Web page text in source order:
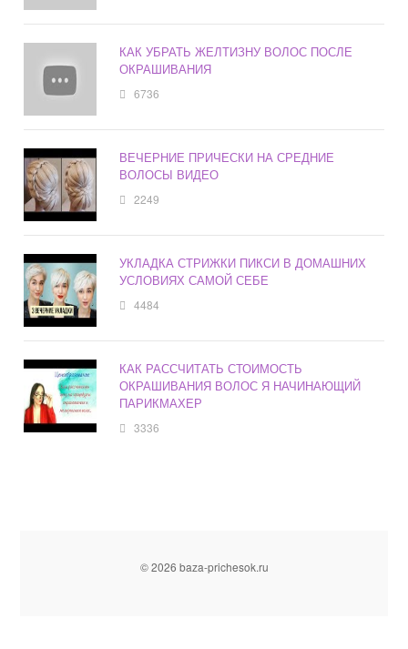
КАК УБРАТЬ ЖЕЛТИЗНУ ВОЛОС ПОСЛЕ
ОКРАШИВАНИЯ
6736
ВЕЧЕРНИЕ ПРИЧЕСКИ НА СРЕДНИЕ
ВОЛОСЫ ВИДЕО
2249
УКЛАДКА СТРИЖКИ ПИКСИ В ДОМАШНИХ
УСЛОВИЯХ САМОЙ СЕБЕ
4484
КАК РАССЧИТАТЬ СТОИМОСТЬ
ОКРАШИВАНИЯ ВОЛОС Я НАЧИНАЮЩИЙ
ПАРИКМАХЕР
3336
© 2026 baza-prichesok.ru